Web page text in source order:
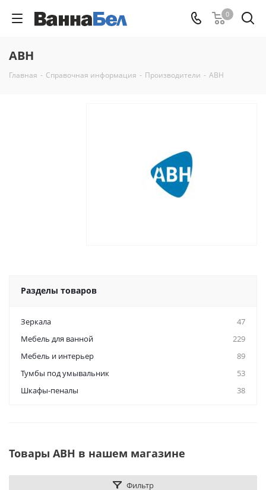
0
АВН
Главная - Справочная информация - Производители - АВН
Разделы товаров
Зеркала
47
Мебель для ванной
229
Мебель и интерьер
89
Тумбы под умывальник
53
Шкафы-пеналы
38
Товары АВН в нашем магазине
Фильтр